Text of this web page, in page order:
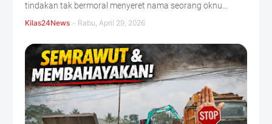
tindakan tak bermoral menyeret nama seorang oknu…
Kilas24News - Rabu, April 29, 2026